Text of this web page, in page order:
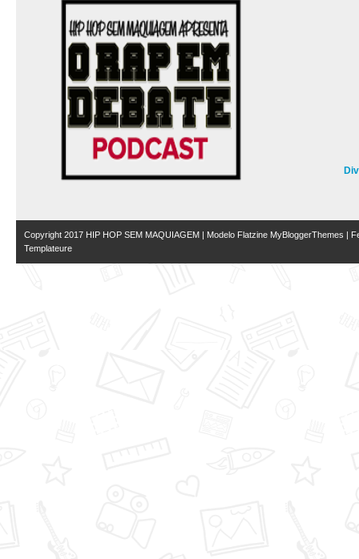
Copyright 2017 HIP HOP SEM MAQUIAGEM | Modelo Flatzine MyBloggerThemes |
Templateure